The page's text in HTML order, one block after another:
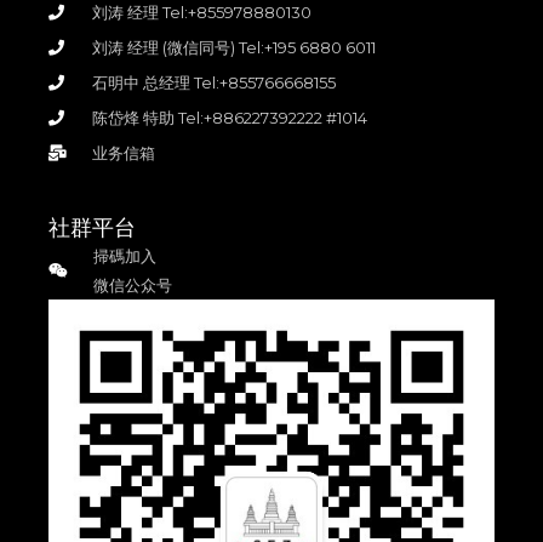
刘涛 经理 Tel:+855978880130
刘涛 经理 (微信同号) Tel:+195 6880 6011
石明中 总经理 Tel:+855766668155
陈岱烽 特助 Tel:+886227392222 #1014
业务信箱
社群平台
掃碼加入
微信公众号